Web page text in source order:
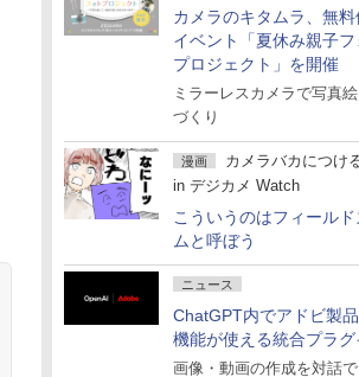
カメラのキタムラ、無
イベント「夏休み親子フ
プロジェクト」を開催
ミラーレスカメラで写真
づくり
漫画
カメラバカにつけ
in デジカメ Watch
こういうのはフィールド
ムと呼ぼう
ニュース
ChatGPT内でアドビ製
機能が使える統合プラグ
画像・動画の作成を対話で